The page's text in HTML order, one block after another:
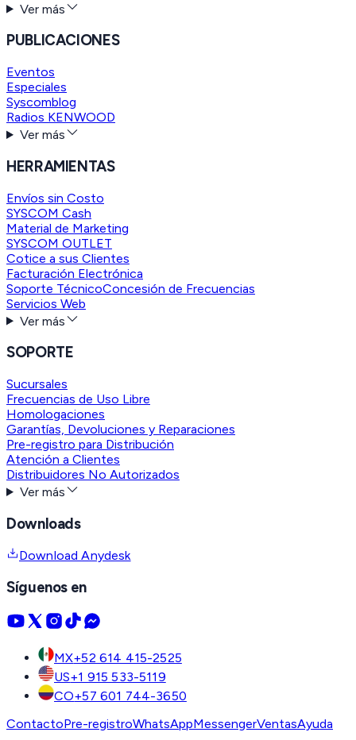
Ver más
PUBLICACIONES
Eventos
Especiales
Syscomblog
Radios KENWOOD
Ver más
HERRAMIENTAS
Envíos sin Costo
SYSCOM Cash
Material de Marketing
SYSCOM OUTLET
Cotice a sus Clientes
Facturación Electrónica
Soporte TécnicoConcesión de Frecuencias
Servicios Web
Ver más
SOPORTE
Sucursales
Frecuencias de Uso Libre
Homologaciones
Garantías, Devoluciones y Reparaciones
Pre-registro para Distribución
Atención a Clientes
Distribuidores No Autorizados
Ver más
Downloads
Download Anydesk
Síguenos en
MX+52 614 415-2525
US+1 915 533-5119
CO+57 601 744-3650
ContactoPre-registroWhatsAppMessengerVentasAyuda